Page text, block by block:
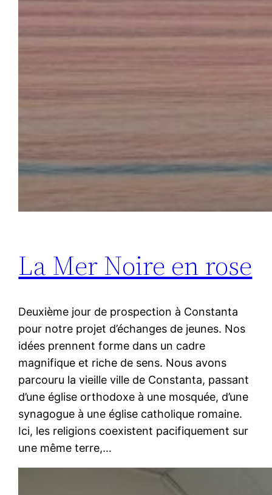
La Mer Noire en rose
Deuxième jour de prospection à Constanta
pour notre projet d’échanges de jeunes. Nos
idées prennent forme dans un cadre
magnifique et riche de sens. Nous avons
parcouru la vieille ville de Constanta, passant
d’une église orthodoxe à une mosquée, d’une
synagogue à une église catholique romaine.
Ici, les religions coexistent pacifiquement sur
une même terre,…